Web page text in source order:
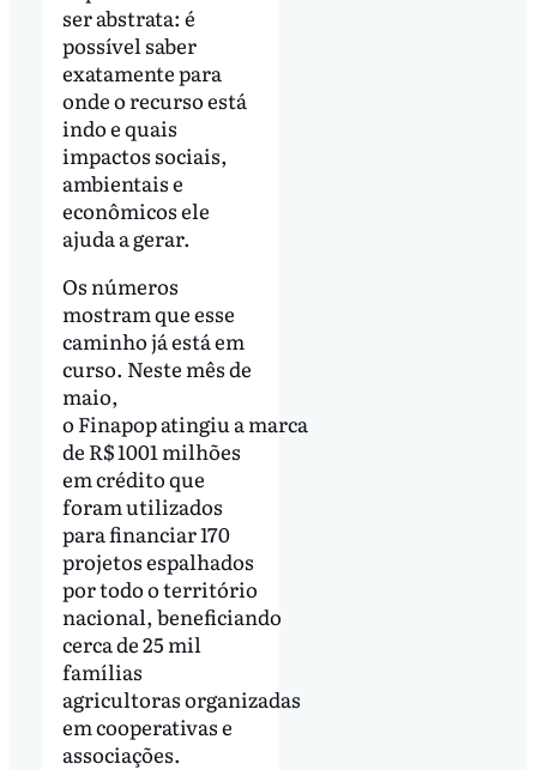
ser abstrata: é
possível saber
exatamente para
onde o recurso está
indo e quais
impactos sociais,
ambientais e
econômicos ele
ajuda a gerar.
Os números
mostram que esse
caminho já está em
curso. Neste mês de
maio,
o Finapop atingiu a marca
de R$ 1001 milhões
em crédito que
foram utilizados
para financiar 170
projetos espalhados
por todo o território
nacional, beneficiando
cerca de 25 mil
famílias
agricultoras organizadas
em cooperativas e
associações.